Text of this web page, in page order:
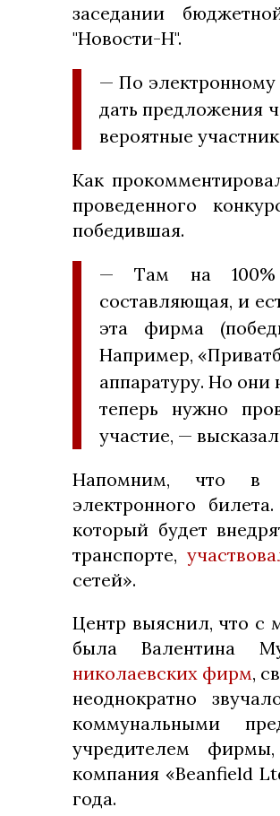
заседании
"Новости-Н".
— По электронному
дать предложения
вероятные
Как
проведенного
победившая.
— Там на 100%
составляющая, и
эта фирма
Например,
аппаратуру. Но они
теперь нужно
участие, —
Напомним, что в
электронного
который будет
транспорте,
сетей».
Центр выяснил, что с
была Валентина
николаевских фирм,
неоднократно
коммунальными
учредителем
компания «Beanfield
года.